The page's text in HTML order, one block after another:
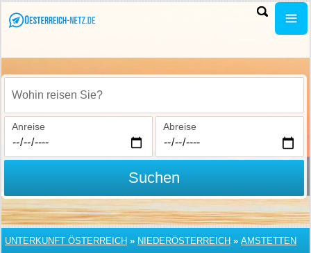
Wohin reisen Sie?
Anreise Abreise
Suchen
UNTERKUNFT ÖSTERREICH » NIEDERÖSTERREICH » AMSTETTEN